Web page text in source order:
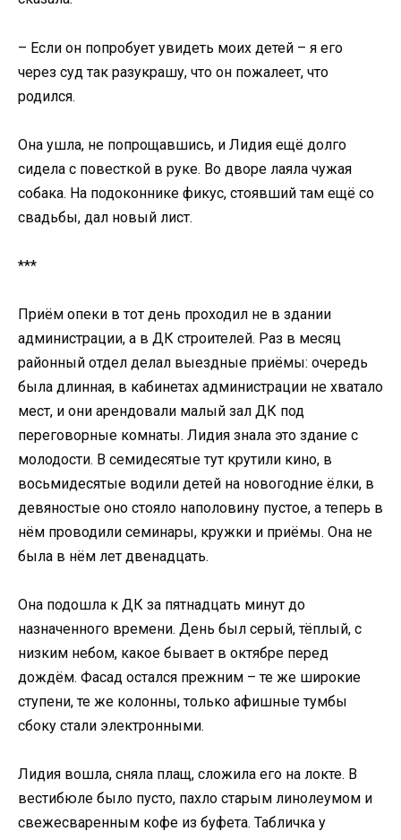
– Если он попробует увидеть моих детей – я его
через суд так разукрашу, что он пожалеет, что
родился.
Она ушла, не попрощавшись, и Лидия ещё долго
сидела с повесткой в руке. Во дворе лаяла чужая
собака. На подоконнике фикус, стоявший там ещё со
свадьбы, дал новый лист.
***
Приём опеки в тот день проходил не в здании
администрации, а в ДК строителей. Раз в месяц
районный отдел делал выездные приёмы: очередь
была длинная, в кабинетах администрации не хватало
мест, и они арендовали малый зал ДК под
переговорные комнаты. Лидия знала это здание с
молодости. В семидесятые тут крутили кино, в
восьмидесятые водили детей на новогодние ёлки, в
девяностые оно стояло наполовину пустое, а теперь в
нём проводили семинары, кружки и приёмы. Она не
была в нём лет двенадцать.
Она подошла к ДК за пятнадцать минут до
назначенного времени. День был серый, тёплый, с
низким небом, какое бывает в октябре перед
дождём. Фасад остался прежним – те же широкие
ступени, те же колонны, только афишные тумбы
сбоку стали электронными.
Лидия вошла, сняла плащ, сложила его на локте. В
вестибюле было пусто, пахло старым линолеумом и
свежесваренным кофе из буфета. Табличка у